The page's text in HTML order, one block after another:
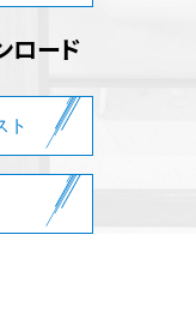
ロード
ト